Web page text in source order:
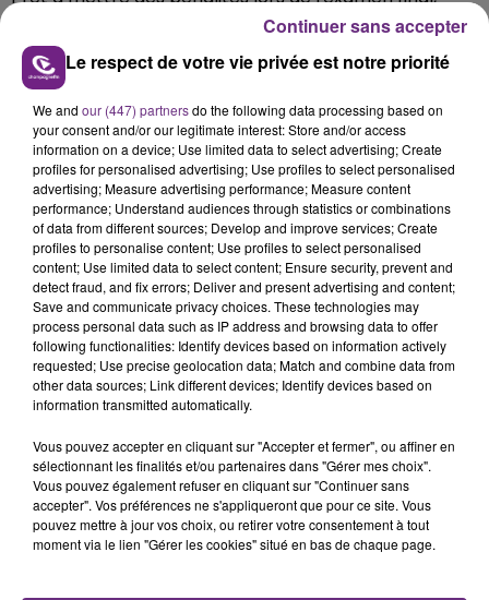
Cyrille Souvais, rappelle les 4 épreuves à élimination
directe.
Écouter le podcast
FIL D'ACTUS
LA CENTRALE NUCLÉAIRE DE CHOOZ
TOUJOURS À L'ARRÊT
nucléaire ardennaise est à l'arrêt. Une situation
justifiée par la sécheresse intense qui est toujours
présente.
Le respect de votre vie privée est notre priorité
We and our (447) partnersdo the following data processing based on
your consent and/or our legitimate interest: Store and/or access
information on a device; Use limited data to select advertising; Create
profiles for personalised advertising; Use profiles to select personalised
advertising; Measure advertising performance; Measure content
performance; Understand audiences through statistics or combinations
of data from different sources; Develop and improve services; Create
profiles to personalise content; Use profiles to select personalised
content; Use limited data to select content; Ensure security, prevent and
detect fraud, and fix errors; Deliver and present advertising and content;
Save and communicate privacy choices. These technologies may
process personal data such as IP address and browsing data to offer
following functionalities: Identify devices based on information actively
requested; Use precise geolocation data; Match and combine data from
other data sources; Link different devices; Identify devices based on
information transmitted automatically.
Vous pouvez accepter en cliquant sur "Accepter et fermer", ou affiner en
sélectionnant les finalités et/ou partenaires dans "Gérer mes choix".
Vous pouvez également refuser en cliquant sur "Continuer sans
accepter". Vos préférences ne s'appliqueront que pour ce site. Vous
pouvez mettre à jour vos choix, ou retirer votre consentement à tout
moment via le lien "Gérer les cookies" situé en bas de chaque page.
Continuer sans accepter